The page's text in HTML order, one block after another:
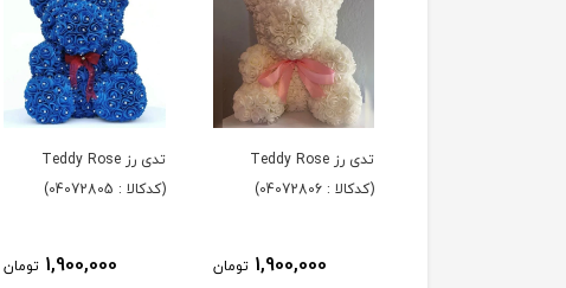
تدی رز Teddy Rose
(کدکالا : 04072806)
1,900,000 تومان
تدی رز Teddy Rose
(کدکالا : 04072805)
1,900,000 تومان